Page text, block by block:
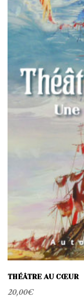
THÉÂTRE AU CŒUR
20,00€